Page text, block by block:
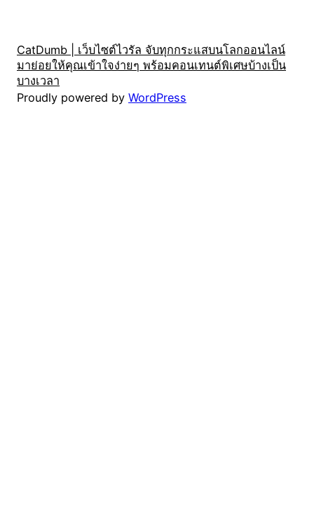
CatDumb | เว็บไซต์ไวรัล จับทุกกระแสบนโลกออนไลน์
มาย่อยให้คุณเข้าใจง่ายๆ พร้อมคอนเทนต์พิเศษบ้างเป็น
บางเวลา
Proudly powered by WordPress